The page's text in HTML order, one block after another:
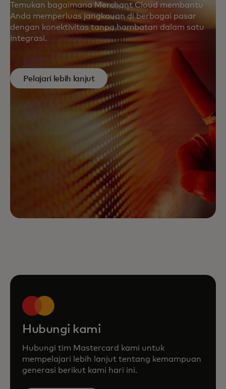
Temukan bagaimana Merchant Cloud membantu
Anda memperluas jangkauan di berbagai pasar
dengan konektivitas tanpa hambatan dalam satu
integrasi.
Pelajari lebih lanjut
Hubungi kami
Hubungi tim Mastercard kami untuk
mempelajari lebih lanjut tentang kemampuan
generasi berikut kami hari ini.